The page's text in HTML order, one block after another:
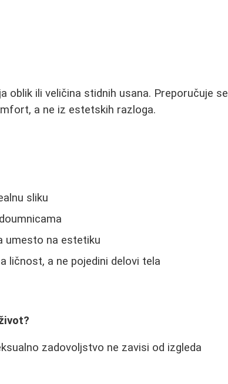
oblik ili veličina stidnih usana. Preporučuje se
a ne iz estetskih razloga.
sliku
umesto na estetiku
ličnost, a ne pojedini delovi tela
zadovoljstvo ne zavisi od izgleda